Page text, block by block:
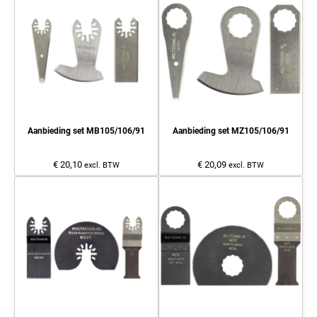
Aanbieding set MB105/106/91
€ 20,10 excl. BTW
Aanbieding set MZ105/106/91
€ 20,09 excl. BTW